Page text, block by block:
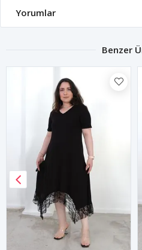
Yorumlar
Benzer